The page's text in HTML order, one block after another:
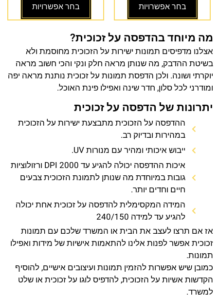
בחר אפשרויות בחר אפשרויות
מה מיוחד בהדפסה על זכוכית?
אצלנו מדפיסים תמונות ישירות על הזכוכית מחוסמת ולא
בשיטת ההדבק, מה שנותן מראה חלק ונקי והכי חשוב מראה
יוקרתי ושונה. ולכן הדפסת תמונות על זכוכית נותנת מראה יפה
ומודרני לכל סלון, חדר שינה ואפילו פינת האוכל.
יתרונות של הדפסה על זכוכית
ההדפסה על הזכוכית מתבצעת ישירות על הזכוכית
במהירות ובדיוק רב.
ייבוש איכותי ומהיר עם מנורות UV.
איכות ההדפסה יכולה להגיע עד 2000 DPI ורזולוציות
גובות במיוחדת מה שנותן לתמונת הזכוכית צבעים
חיים וחדים יותר.
המידה המקסימלית להדפסה על זכוכית אחת יכולה
להגיע עד למידה 240/150
אז אם תרצו לעצב את הבית או המשרד שלכם עם תמונות
זכוכית אפשר לפנות אלינו להתאמות אישיות של מידות ואפילו
תמונות.
כמובן שיש אפשרות להזמין תמונות ועיצובים אישיים, להוסיף
הקדשות אשיות על הזכוכית, להדפיס לוגו על זכוכית או שלט
למשרד.